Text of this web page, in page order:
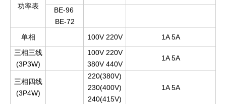
功率表
BE-96
BE-72
单相
100V 220V
1A 5A
三相三线
(3P3W)
100V 220V
380V 440V
1A 5A
三相四线
(3P4W)
220(380V)
230(400V)
240(415V)
1A 5A